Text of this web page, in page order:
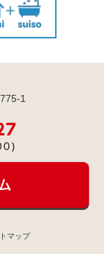
1
マップ